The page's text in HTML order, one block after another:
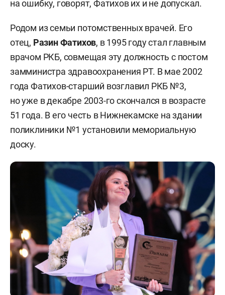
на ошибку, говорят, Фатихов их и не допускал.
Родом из семьи потомственных врачей. Его
отец, Разин Фатихов, в 1995 году стал главным
врачом РКБ, совмещая эту должность с постом
замминистра здравоохранения РТ. В мае 2002
года Фатихов-старший возглавил РКБ №3,
но уже в декабре 2003-го скончался в возрасте
51 года. В его честь в Нижнекамске на здании
поликлиники №1 установили мемориальную
доску.